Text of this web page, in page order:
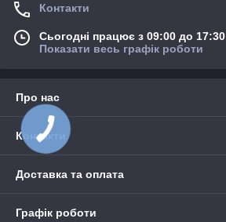
Контакти
Сьогодні працює з 09:00 до 17:30
Показати весь графік роботи
Про нас
Контакти
Доставка та оплата
Графік роботи